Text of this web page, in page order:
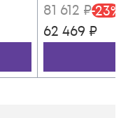
81 612 ₽-23%
62 469 ₽